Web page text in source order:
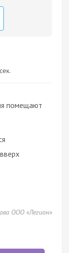
помещают
ООО «Легион»